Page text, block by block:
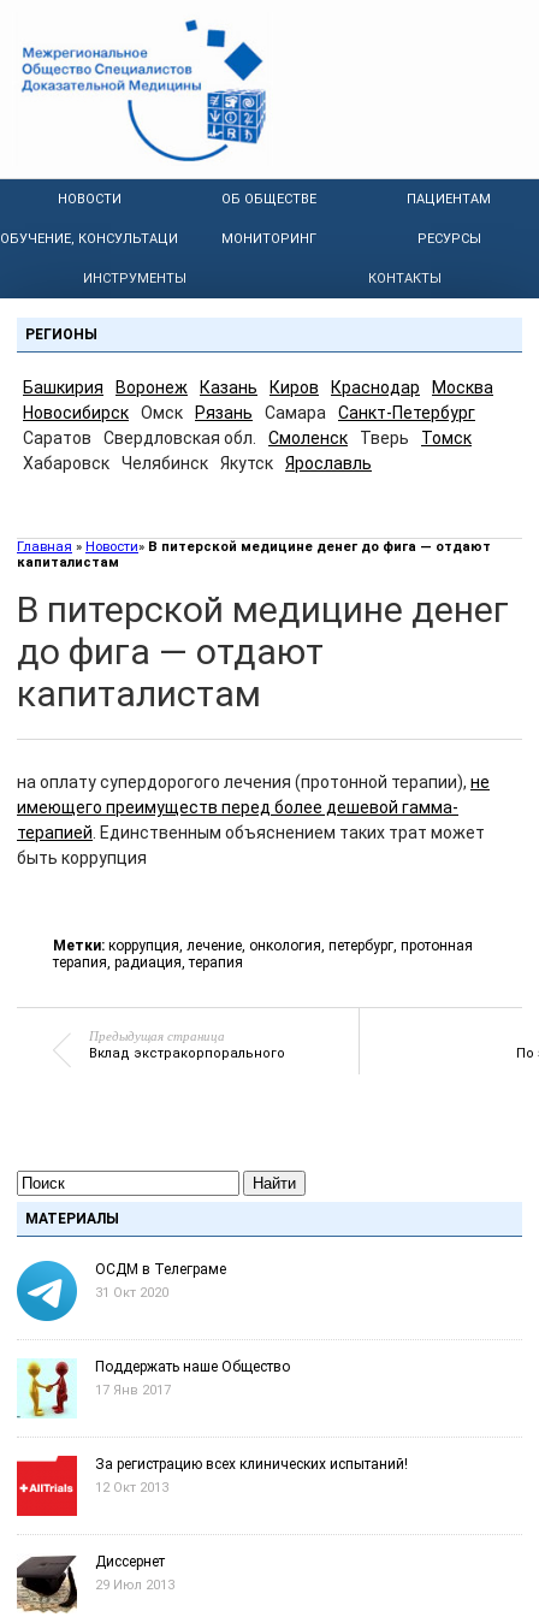
НОВОСТИ ОБ ОБЩЕСТВЕ ПАЦИЕНТАМ
ОБУЧЕНИЕ, КОНСУЛЬТАЦИИ МОНИТОРИНГ РЕСУРСЫ
ИНСТРУМЕНТЫ КОНТАКТЫ
РЕГИОНЫ
Башкирия Воронеж Казань Киров Краснодар
Москва
Новосибирск
Омск Рязань Самара
Санкт-Петербург
Саратов
Свердловская обл. Смоленск Тверь
Томск
Хабаровск
Челябинск Якутск Ярославль
Главная » Новости» В питерской медицине денег до фига — отдают
капиталистам
В питерской медицине денег
до фига — отдают
капиталистам
на оплату супердорогого лечения (протонной терапии), не
имеющего преимуществ перед более дешевой гамма-
терапией . Единственным объяснением таких трат может
быть коррупция
Метки: коррупция, лечение, онкология, петербург, протонная
терапия, радиация,терапия
Предыдущая страница
Вклад экстракорпорального По
Найти
МАТЕРИАЛЫ
ОСДМ в Телеграме
31 Окт 2020
Поддержать наше Общество
17 Янв 2017
За регистрацию всех клинических испытаний!
12 Окт 2013
Диссернет
29 Июл 2013